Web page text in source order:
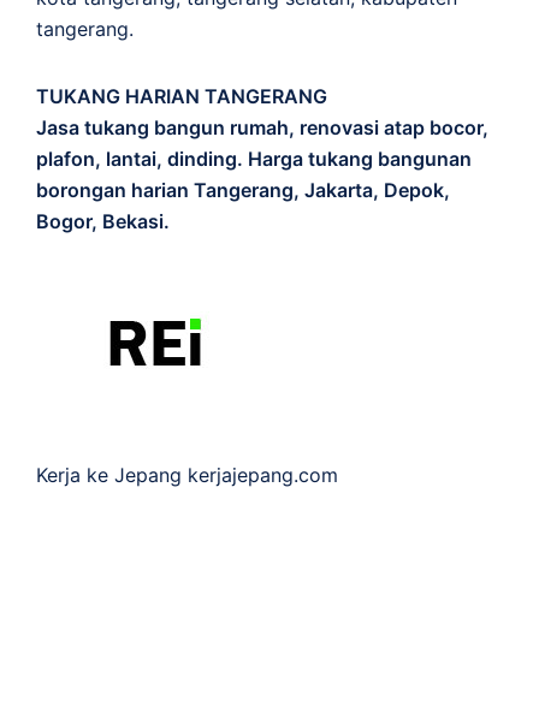
tangerang.
TUKANG HARIAN TANGERANG
Jasa tukang bangun rumah, renovasi atap bocor,
plafon, lantai, dinding. Harga tukang bangunan
borongan harian Tangerang, Jakarta, Depok,
Bogor, Bekasi.
Kerja ke Jepang kerjajepang.com